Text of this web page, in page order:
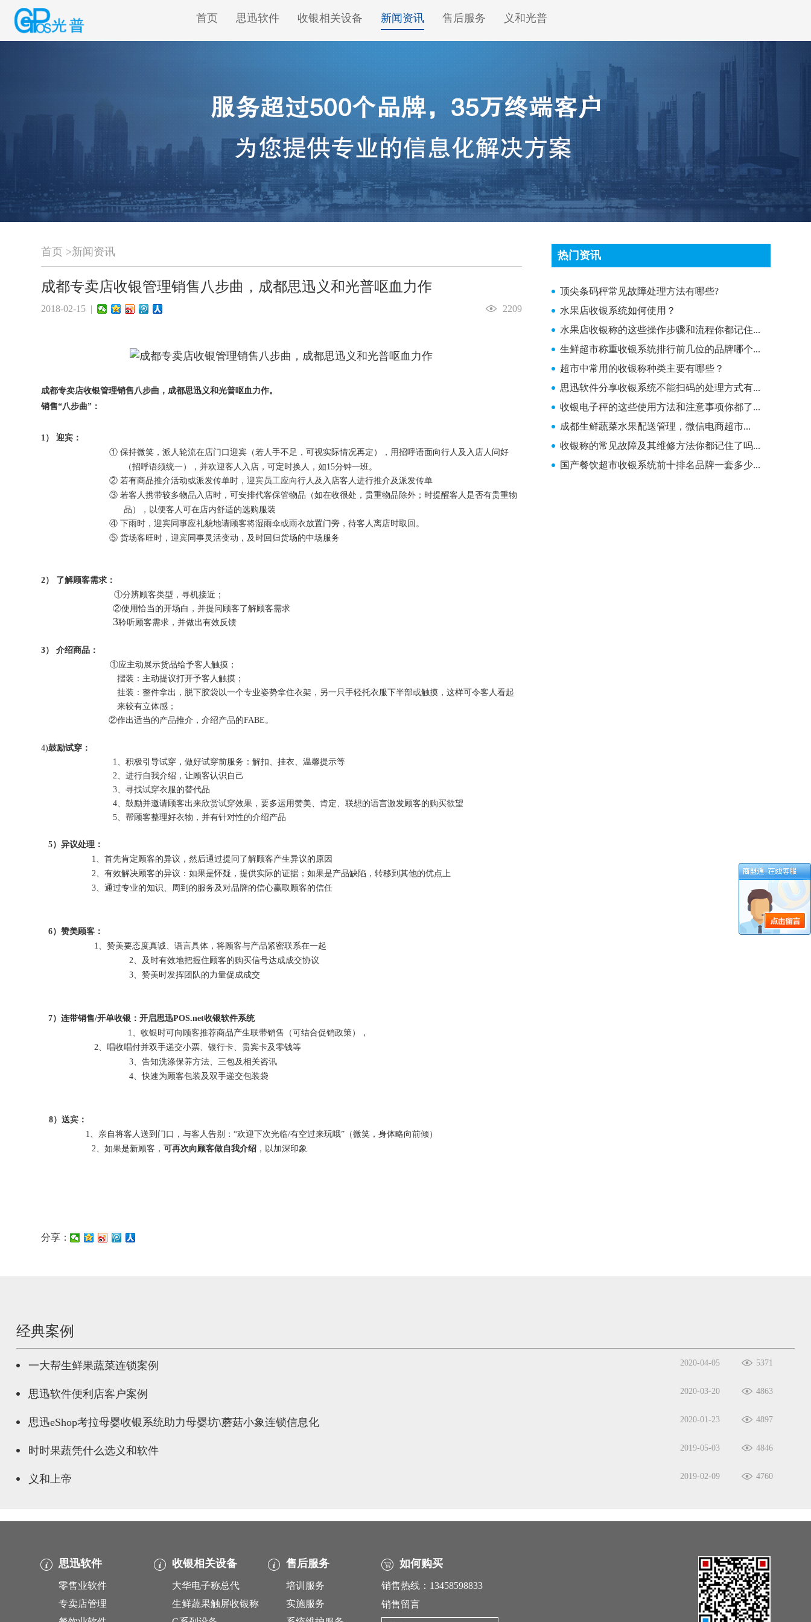
首页 思迅软件 收银相关设备 新闻资讯 售后服务 义和光普
首页 >新闻资讯
成都专卖店收银管理销售八步曲，成都思迅义和光普呕血力作
2018-02-15 | 2209
成都专卖店收银管理销售八步曲，成都思迅义和光普呕血力作。
销售“八步曲”：
1） 迎宾：
① 保持微笑，派人轮流在店门口迎宾（若人手不足，可视实际情况再定），用招呼语面向行人及入店人问好
（招呼语须统一），并欢迎客人入店，可定时换人，如15分钟一班。
② 若有商品推介活动或派发传单时，迎宾员工应向行人及入店客人进行推介及派发传单
③ 若客人携带较多物品入店时，可安排代客保管物品（如在收很处，贵重物品除外；时提醒客人是否有贵重物
品），以便客人可在店内舒适的选购服装
④ 下雨时，迎宾同事应礼貌地请顾客将湿雨伞或雨衣放置门旁，待客人离店时取回。
⑤ 货场客旺时，迎宾同事灵活变动，及时回归货场的中场服务
2） 了解顾客需求：
①分辨顾客类型，寻机接近；
②使用恰当的开场白，并提问顾客了解顾客需求
3聆听顾客需求，并做出有效反馈
3） 介绍商品：
①应主动展示货品给予客人触摸；
摺装：主动提议打开予客人触摸；
挂装：整件拿出，脱下胶袋以一个专业姿势拿住衣架，另一只手轻托衣服下半部或触摸，这样可令客人看起
来较有立体感；
②作出适当的产品推介，介绍产品的FABE。
4)鼓励试穿：
1、积极引导试穿，做好试穿前服务：解扣、挂衣、温馨提示等
2、进行自我介绍，让顾客认识自己
3、寻找试穿衣服的替代品
4、鼓励并邀请顾客出来欣赏试穿效果，要多运用赞美、肯定、联想的语言激发顾客的购买欲望
5、帮顾客整理好衣物，并有针对性的介绍产品
5）异议处理：
1、首先肯定顾客的异议，然后通过提问了解顾客产生异议的原因
2、有效解决顾客的异议：如果是怀疑，提供实际的证据；如果是产品缺陷，转移到其他的优点上
3、通过专业的知识、周到的服务及对品牌的信心赢取顾客的信任
6）赞美顾客：
1、赞美要态度真诚、语言具体，将顾客与产品紧密联系在一起
2、及时有效地把握住顾客的购买信号达成成交协议
3、赞美时发挥团队的力量促成成交
7）连带销售/开单收银：开启思迅POS.net收银软件系统
1、收银时可向顾客推荐商品产生联带销售（可结合促销政策），
2、唱收唱付并双手递交小票、银行卡、贵宾卡及零钱等
3、告知洗涤保养方法、三包及相关咨讯
4、快速为顾客包装及双手递交包装袋
8）送宾：
1、亲自将客人送到门口，与客人告别：“欢迎下次光临/有空过来玩哦”（微笑，身体略向前倾）
2、如果是新顾客， 可再次向顾客做自我介绍，以加深印象
分享：
热门资讯
顶尖条码秤常见故障处理方法有哪些?
顶尖条码秤常见故障处理方法有哪些?
水果店收银系统如何使用？
水果店收银称的这些操作步骤和流程你都记住...
生鲜超市称重收银系统排行前几位的品牌哪个...
超市中常用的收银称种类主要有哪些？
思迅软件分享收银系统不能扫码的处理方式有...
收银电子秤的这些使用方法和注意事项你都了...
成都生鲜蔬菜水果配送管理，微信电商超市...
收银称的常见故障及其维修方法你都记住了吗...
国产餐饮超市收银系统前十排名品牌一套多少...
经典案例
一大帮生鲜果蔬菜连锁案例 2020-04-05 5371
思迅软件便利店客户案例 2020-03-20 4863
思迅eShop考拉母婴收银系统助力母婴坊\蘑菇小象连锁信息化 2020-01-23 4897
时时果蔬凭什么选义和软件 2019-05-03 4846
义和上帝 2019-02-09 4760
思迅软件
零售业软件
专卖店管理
收银相关设备
大华电子称总代
生鲜蔬果触屏收银称
售后服务
培训服务
实施服务
如何购买
销售热线：13458598833
销售留言